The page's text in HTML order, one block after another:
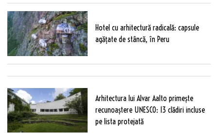
Hotel cu arhitectură radicală: capsule
agățate de stâncă, în Peru
Arhitectura lui Alvar Aalto primește
recunoaștere UNESCO: 13 clădiri incluse
pe lista protejată